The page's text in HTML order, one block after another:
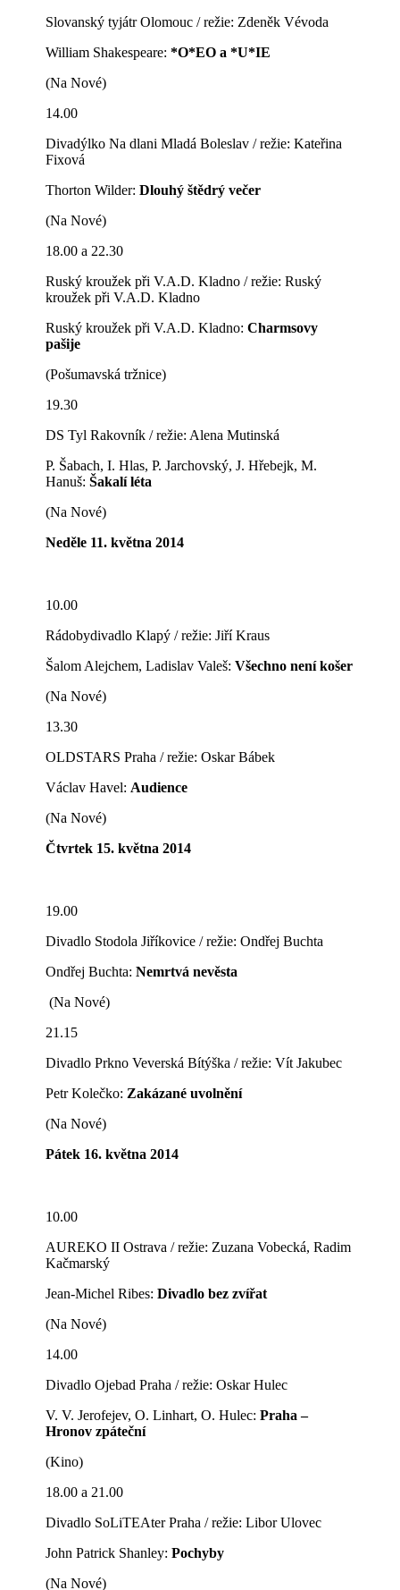
Slovanský tyjátr Olomouc / režie: Zdeněk Vévoda
William Shakespeare:*O*EO a *U*IE
(Na Nové)
14.00
Divadýlko Na dlani Mladá Boleslav / režie: Kateřina
Fixová
Thorton Wilder:Dlouhý štědrý večer
(Na Nové)
18.00 a 22.30
Ruský kroužek při V.A.D. Kladno / režie: Ruský
kroužek při V.A.D. Kladno
Ruský kroužek při V.A.D. Kladno:Charmsovy
pašije
(Pošumavská tržnice)
19.30
DS Tyl Rakovník / režie: Alena Mutinská
P. Šabach, I. Hlas, P. Jarchovský, J. Hřebejk, M.
Hanuš:Šakalí léta
(Na Nové)
Neděle 11. května 2014
10.00
Rádobydivadlo Klapý / režie: Jiří Kraus
Šalom Alejchem, Ladislav Valeš:Všechno není košer
(Na Nové)
13.30
OLDSTARS Praha / režie: Oskar Bábek
Václav Havel: Audience
(Na Nové)
Čtvrtek 15. května 2014
19.00
Divadlo Stodola Jiříkovice / režie: Ondřej Buchta
Ondřej Buchta:Nemrtvá nevěsta
(Na Nové)
21.15
Divadlo Prkno Veverská Bítýška / režie: Vít Jakubec
Petr Kolečko: Zakázané uvolnění
(Na Nové)
Pátek 16. května 2014
10.00
AUREKO II Ostrava / režie: Zuzana Vobecká, Radim
Kačmarský
Jean-Michel Ribes:Divadlo bez zvířat
(Na Nové)
14.00
Divadlo Ojebad Praha / režie: Oskar Hulec
V. V. Jerofejev, O. Linhart, O. Hulec:Praha –
Hronov zpáteční
(Kino)
18.00 a 21.00
Divadlo SoLiTEAter Praha / režie: Libor Ulovec
John Patrick Shanley:Pochyby
(Na Nové)